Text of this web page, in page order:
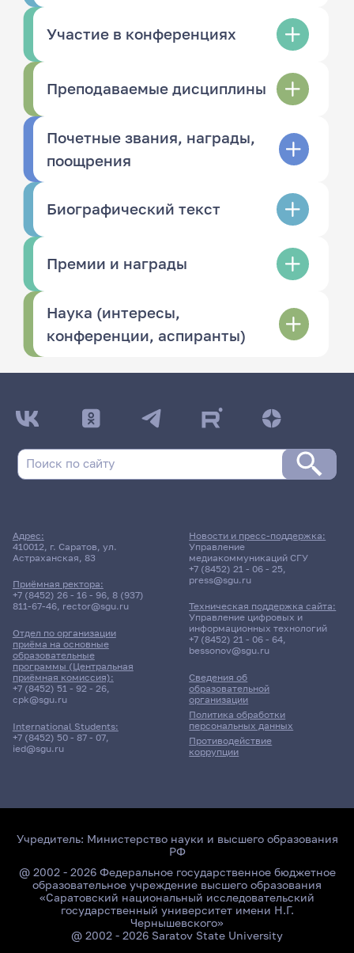
Участие в конференциях
Преподаваемые дисциплины
Почетные звания, награды,
поощрения
Биографический текст
Премии и награды
Наука (интересы,
конференции, аспиранты)
Адрес:
410012, г. Саратов, ул.
Астраханская, 83
Приёмная ректора:
+7 (8452) 26 - 16 - 96, 8 (937)
811-67-46, rector@sgu.ru
Отдел по организации
приёма на основные
образовательные
программы (Центральная
приёмная комиссия):
+7 (8452) 51 - 92 - 26,
cpk@sgu.ru
International Students:
+7 (8452) 50 - 87 - 07,
ied@sgu.ru
Сведения об
образовательной
организации
Политика обработки
персональных данных
Противодействие
коррупции
Новости и пресс-поддержка:
Управление
медиакоммуникаций СГУ
+7 (8452) 21 - 06 - 25,
press@sgu.ru
Техническая поддержка сайта:
Управление цифровых и
информационных технологий
+7 (8452) 21 - 06 - 64,
bessonov@sgu.ru
Учредитель: Министерство науки и высшего образования
РФ
@ 2002 - 2026 Федеральное государственное бюджетное
образовательное учреждение высшего образования
«Саратовский национальный исследовательский
государственный университет имени Н.Г.
Чернышевского»
@ 2002 - 2026 Saratov State University